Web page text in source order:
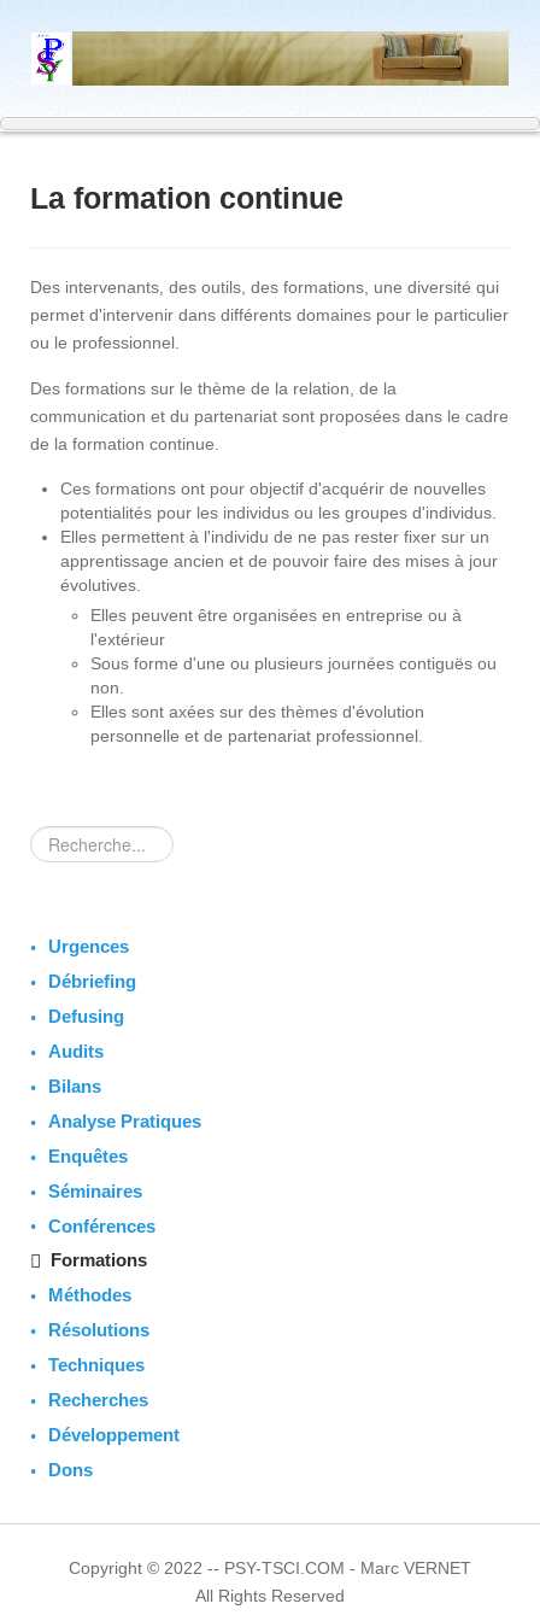
La formation continue
Des intervenants, des outils, des formations, une diversité qui
permet d'intervenir dans différents domaines pour le particulier
ou le professionnel.
Des formations sur le thème de la relation, de la
communication et du partenariat sont proposées dans le cadre
de la formation continue.
Ces formations ont pour objectif d'acquérir de nouvelles
potentialités pour les individus ou les groupes d'individus.
Elles permettent à l'individu de ne pas rester fixer sur un
apprentissage ancien et de pouvoir faire des mises à jour
évolutives.
Elles peuvent être organisées en entreprise ou à
l'extérieur
Sous forme d'une ou plusieurs journées contiguës ou
non.
Elles sont axées sur des thèmes d'évolution
personnelle et de partenariat professionnel.
Rechercher
Urgences
Débriefing
Defusing
Audits
Bilans
Analyse Pratiques
Enquêtes
Séminaires
Conférences
Formations
Méthodes
Résolutions
Techniques
Recherches
Développement
Dons
Copyright © 2022 -- PSY-TSCI.COM - Marc VERNET
All Rights Reserved